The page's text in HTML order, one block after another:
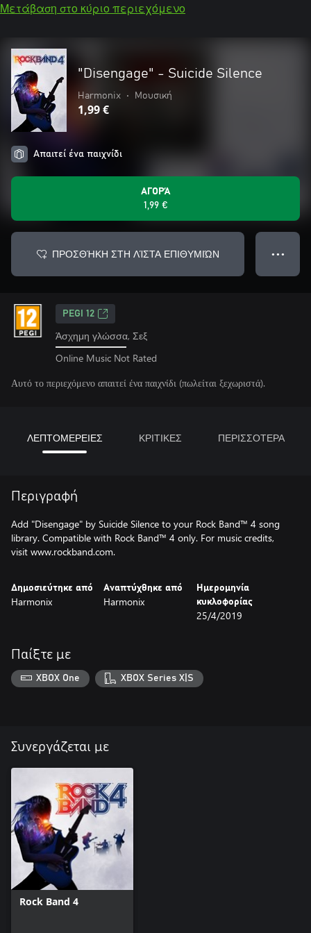
Μετάβαση στο κύριο περιεχόμενο
"Disengage" - Suicide Silence
Harmonix • Μουσική
1,99 €
Απαιτεί ένα παιχνίδι
ΑΓΟΡΆ
1,99 €
ΠΡΟΣΘΉΚΗ ΣΤΗ ΛΊΣΤΑ ΕΠΙΘΥΜΙΏΝ ● ● ●
PEGI 12
Άσχημη γλώσσα, Σεξ
Online Music Not Rated
Αυτό το περιεχόμενο απαιτεί ένα παιχνίδι (πωλείται ξεχωριστά).
ΛΕΠΤΟΜΕΡΕΙΕΣ ΚΡΙΤΙΚΕΣ ΠΕΡΙΣΣΟΤΕΡΑ
Περιγραφή
Add "Disengage" by Suicide Silence to your Rock Band™ 4 song
library. Compatible with Rock Band™ 4 only. For music credits,
visit www.rockband.com.
Δημοσιεύτηκε από
Harmonix
Αναπτύχθηκε από
Harmonix
Ημερομηνία
κυκλοφορίας
25/4/2019
Παίξτε με
XBOX One XBOX Series X|S
Συνεργάζεται με
Rock Band 4